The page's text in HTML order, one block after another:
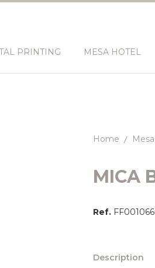
PRINTING MESA HOTEL
Home
MICA
Ref.
Description